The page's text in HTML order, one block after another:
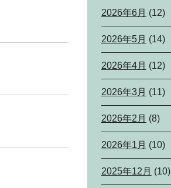
2026年6月 (12)
2026年5月 (14)
2026年4月 (12)
2026年3月 (11)
2026年2月 (8)
2026年1月 (10)
2025年12月 (10)